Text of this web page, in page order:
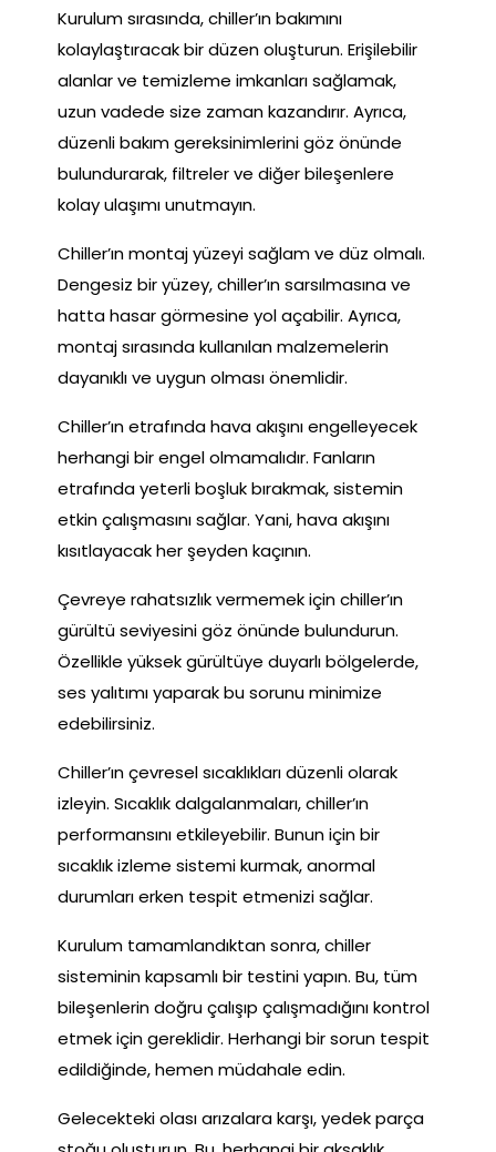
Kurulum sırasında, chiller’ın bakımını
kolaylaştıracak bir düzen oluşturun. Erişilebilir
alanlar ve temizleme imkanları sağlamak,
uzun vadede size zaman kazandırır. Ayrıca,
düzenli bakım gereksinimlerini göz önünde
bulundurarak, filtreler ve diğer bileşenlere
kolay ulaşımı unutmayın.
Chiller’ın montaj yüzeyi sağlam ve düz olmalı.
Dengesiz bir yüzey, chiller’ın sarsılmasına ve
hatta hasar görmesine yol açabilir. Ayrıca,
montaj sırasında kullanılan malzemelerin
dayanıklı ve uygun olması önemlidir.
Chiller’ın etrafında hava akışını engelleyecek
herhangi bir engel olmamalıdır. Fanların
etrafında yeterli boşluk bırakmak, sistemin
etkin çalışmasını sağlar. Yani, hava akışını
kısıtlayacak her şeyden kaçının.
Çevreye rahatsızlık vermemek için chiller’ın
gürültü seviyesini göz önünde bulundurun.
Özellikle yüksek gürültüye duyarlı bölgelerde,
ses yalıtımı yaparak bu sorunu minimize
edebilirsiniz.
Chiller’ın çevresel sıcaklıkları düzenli olarak
izleyin. Sıcaklık dalgalanmaları, chiller’ın
performansını etkileyebilir. Bunun için bir
sıcaklık izleme sistemi kurmak, anormal
durumları erken tespit etmenizi sağlar.
Kurulum tamamlandıktan sonra, chiller
sisteminin kapsamlı bir testini yapın. Bu, tüm
bileşenlerin doğru çalışıp çalışmadığını kontrol
etmek için gereklidir. Herhangi bir sorun tespit
edildiğinde, hemen müdahale edin.
Gelecekteki olası arızalara karşı, yedek parça